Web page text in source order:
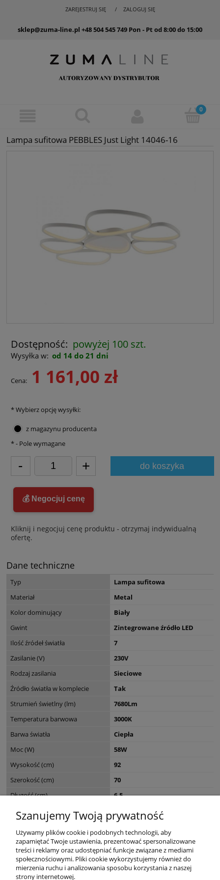
ZAREJESTRUJ SIĘ ZALOGUJ SIĘ
sklep@zuma-line.pl +48 504 545 749 Pon - Pt od 8:00 do 15:00
Lampa sufitowa PEBBLES Just Light 14046-16
Dostępność: powyżej 100 szt.
Wysyłka w: od 14 do 21 dni
Cena: 1 161,00 zł
*Wybierz opcję wysyłki:
z magazynu producenta
- + do koszyka
*- Pole wymagane
💰 Negocjuj cenę
Kliknij i negocjuj cenę produktu - otrzymaj indywidualną
ofertę.
Dane techniczne
Typ
Lampa sufitowa
Materiał
Metal
Kolor dominujący
Biały
Gwint
Zintegrowane źródło LED
Ilość źródeł światła
7
Zasilanie (V)
230V
Rodzaj zasilania
Sieciowe
Źródło światła w komplecie
Tak
Strumień świetlny (lm)
7680Lm
Temperatura barwowa
3000K
Barwa światła
Ciepła
Moc (W)
58W
Wysokość (cm)
92
Szerokość (cm)
70
Długość (cm)
6,5
Seria
PEBBLES
KONTAKT
Szanujemy Twoją prywatność
Używamy plików cookie i podobnych technologii, aby
zapamiętać Twoje ustawienia, prezentować spersonalizowane
treści i reklamy oraz udostępniać funkcje związane z mediami
społecznościowymi. Pliki cookie wykorzystujemy również do
mierzenia ruchu i analizowania sposobu korzystania z naszej
strony internetowej.